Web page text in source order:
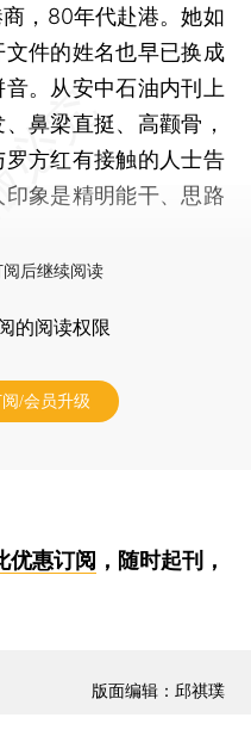
，80年代赴港。她如
件的姓名也早已换成
。从安中石油内刊上
鼻梁直挺、高颧骨，
方红有接触的人士告
象是精明能干、思路
阅后继续阅读
的阅读权限
/会员升级
优惠订阅 ，随时起刊，
版面编辑：邱祺璞